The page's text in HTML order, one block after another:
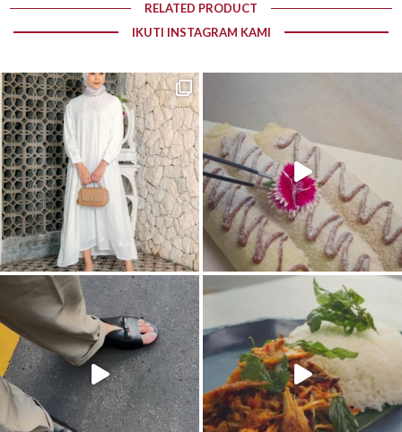
RELATED PRODUCT
IKUTI INSTAGRAM KAMI